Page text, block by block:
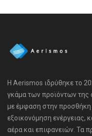
Η Aerismos ιδρύθηκε το
γκάμα των προϊόντων της
με έμφαση στην προσθήκη
εξοικονόμηση ενέργειας,
αέρα και επιφανειών. Τα